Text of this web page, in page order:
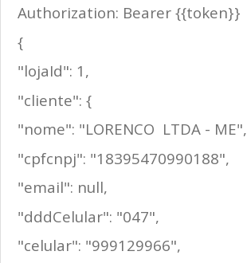
Authorization: Bearer {{token}}
{
"lojaId": 1,
"cliente": {
"nome": "LORENCO LTDA - ME",
"cpfcnpj": "18395470990188",
"email": null,
"dddCelular": "047",
"celular": "999129966",